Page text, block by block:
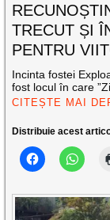
TRECUT ȘI
PENTRU
Incinta fostei
fost locul în care
CITEȘTE MAI
Distribuie acest